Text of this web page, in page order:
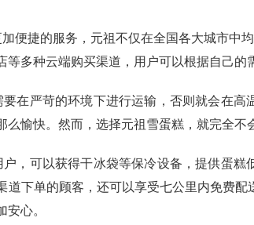
便捷的服务，元祖不仅在全国各大城市中
等多种云端购买渠道，用户可以根据自己的
在严苛的环境下进行运输，否则就会在高
么愉快。然而，选择元祖雪蛋糕，就完全不
，可以获得干冰袋等保冷设备，提供蛋糕
道下单的顾客，还可以享受七公里内免费配
心。